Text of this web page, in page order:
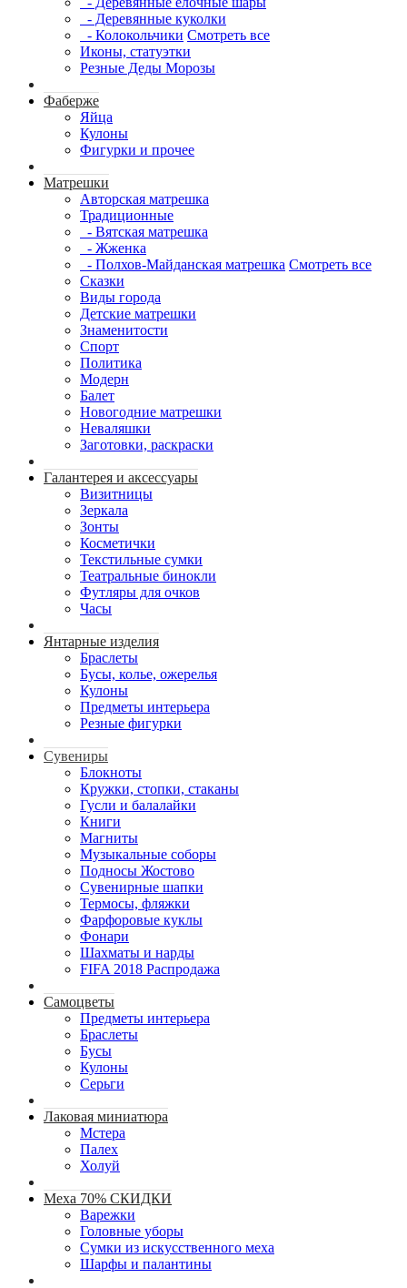
- Деревянные куколки
- Колокольчики Смотреть все
Иконы, статуэтки
Резные Деды Морозы
Фаберже
Яйца
Кулоны
Фигурки и прочее
Матрешки
Авторская матрешка
Традиционные
- Вятская матрешка
- Жженка
- Полхов-Майданская матрешка Смотреть все
Сказки
Виды города
Детские матрешки
Знаменитости
Спорт
Политика
Модерн
Балет
Новогодние матрешки
Неваляшки
Заготовки, раскраски
Галантерея и аксессуары
Визитницы
Зеркала
Зонты
Косметички
Текстильные сумки
Театральные бинокли
Футляры для очков
Часы
Янтарные изделия
Браслеты
Бусы, колье, ожерелья
Кулоны
Предметы интерьера
Резные фигурки
Сувениры
Блокноты
Кружки, стопки, стаканы
Гусли и балалайки
Книги
Магниты
Музыкальные соборы
Подносы Жостово
Сувенирные шапки
Термосы, фляжки
Фарфоровые куклы
Фонари
Шахматы и нарды
FIFA 2018 Распродажа
Самоцветы
Предметы интерьера
Браслеты
Бусы
Кулоны
Серьги
Лаковая миниатюра
Мстера
Палех
Холуй
Меха 70% СКИДКИ
Варежки
Головные уборы
Сумки из искусственного меха
Шарфы и палантины